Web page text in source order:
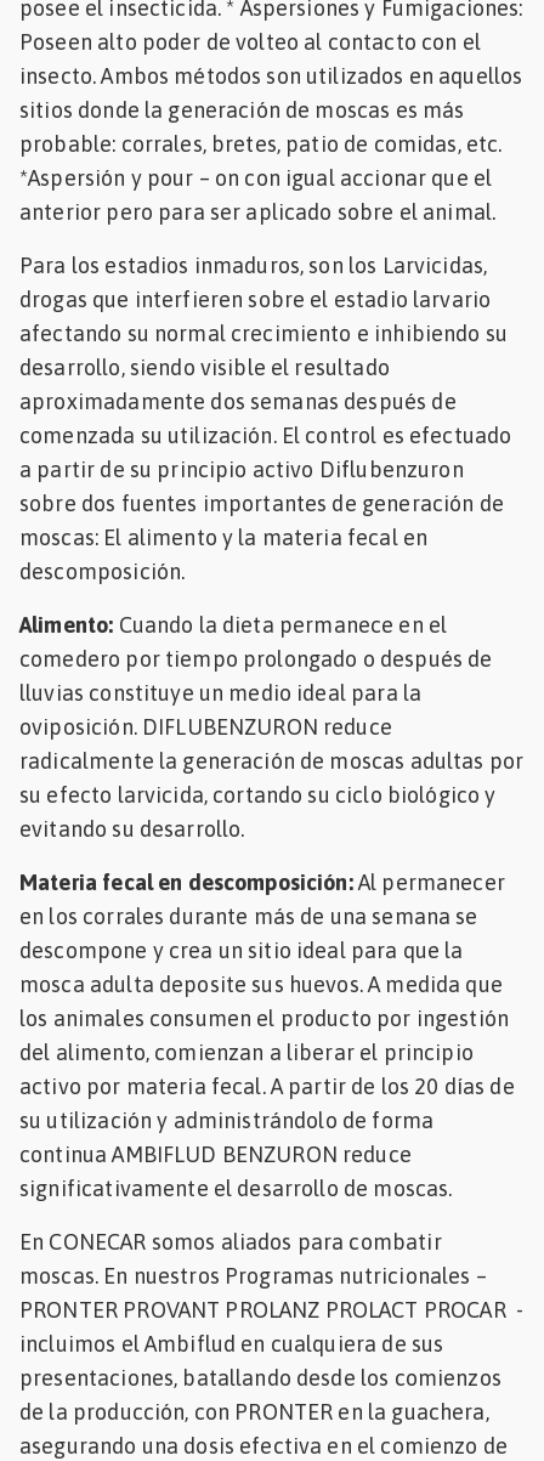
posee el insecticida. * Aspersiones y Fumigaciones:
Poseen alto poder de volteo al contacto con el
insecto. Ambos métodos son utilizados en aquellos
sitios donde la generación de moscas es más
probable: corrales, bretes, patio de comidas, etc.
*Aspersión y pour – on con igual accionar que el
anterior pero para ser aplicado sobre el animal.
Para los estadios inmaduros, son los Larvicidas,
drogas que interfieren sobre el estadio larvario
afectando su normal crecimiento e inhibiendo su
desarrollo, siendo visible el resultado
aproximadamente dos semanas después de
comenzada su utilización. El control es efectuado
a partir de su principio activo Diflubenzuron
sobre dos fuentes importantes de generación de
moscas: El alimento y la materia fecal en
descomposición.
Alimento: Cuando la dieta permanece en el
comedero por tiempo prolongado o después de
lluvias constituye un medio ideal para la
oviposición. DIFLUBENZURON reduce
radicalmente la generación de moscas adultas por
su efecto larvicida, cortando su ciclo biológico y
evitando su desarrollo.
Materia fecal en descomposición:Al permanecer
en los corrales durante más de una semana se
descompone y crea un sitio ideal para que la
mosca adulta deposite sus huevos. A medida que
los animales consumen el producto por ingestión
del alimento, comienzan a liberar el principio
activo por materia fecal. A partir de los 20 días de
su utilización y administrándolo de forma
continua AMBIFLUD BENZURON reduce
significativamente el desarrollo de moscas.
En CONECAR somos aliados para combatir
moscas. En nuestros Programas nutricionales –
PRONTER PROVANT PROLANZ PROLACT PROCAR -
incluimos el Ambiflud en cualquiera de sus
presentaciones, batallando desde los comienzos
de la producción, con PRONTER en la guachera,
asegurando una dosis efectiva en el comienzo de